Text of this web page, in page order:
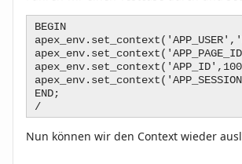
BEGIN
END;
/
Nun können wir den Context wieder